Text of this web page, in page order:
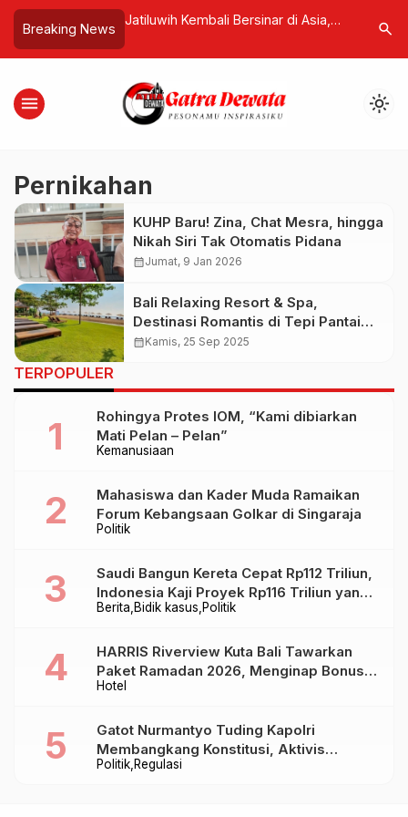
Breaking News
Konferensi
Sahara Maroko
Jatiluwih Kembali Bersinar di Asia,
untuk Pariwisata Berkelanjutan
FBIsearch
menu light_mode
Pernikahan
KUHP Baru! Zina, Chat Mesra, hingga
Nikah Siri Tak Otomatis Pidana
calendar_monthJumat, 9 Jan 2026
Bali Relaxing Resort & Spa,
Destinasi Romantis di Tepi Pantai
Tanjung Benoa
calendar_monthKamis, 25 Sep 2025
TERPOPULER
Kemanusiaan
Rohingya Protes IOM, “Kami dibiarkan
Mati Pelan – Pelan”
Politik
Mahasiswa dan Kader Muda Ramaikan
Forum Kebangsaan Golkar di Singaraja
Berita Bidik kasus Politik
Saudi Bangun Kereta Cepat Rp112 Triliun,
Indonesia Kaji Proyek Rp116 Triliun yang
Baru Sampai Bandung
Hotel
HARRIS Riverview Kuta Bali Tawarkan
Paket Ramadan 2026, Menginap Bonus
Takjil hingga Bukber Mulai Rp88.888
Politik Regulasi
Gatot Nurmantyo Tuding Kapolri
Membangkang Konstitusi, Aktivis
Tegaskan Polri Tak Punya Sejarah